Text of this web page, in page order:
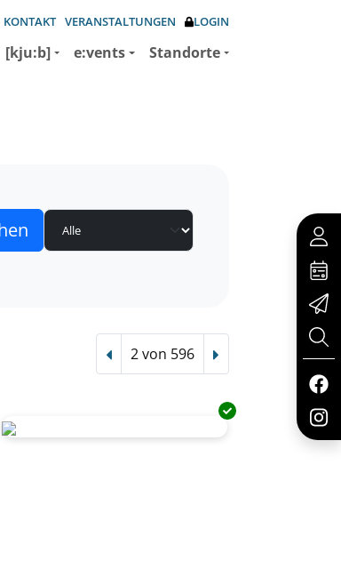
KONTAKT VERANSTALTUNGEN LOGIN
[kju:b] e:vents Standorte
Vorheriger Treffer
2 von 596 Nächster Treffer